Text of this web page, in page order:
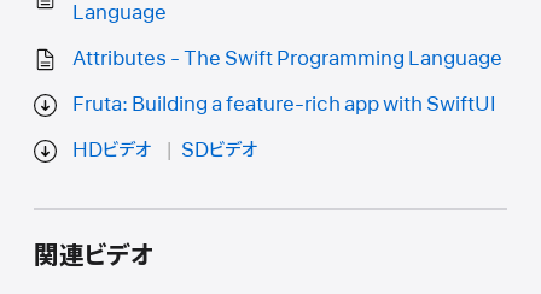
Language
Attributes - The Swift Programming Language
Fruta: Building a feature-rich app with SwiftUI
HDビデオ
SDビデオ
関連ビデオ